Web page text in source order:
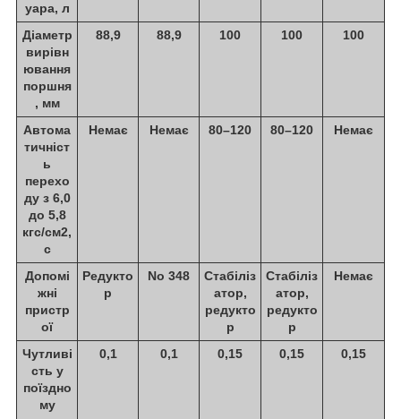
уара, л
Діаметр
вирівн
ювання
поршня
, мм
88,9 88,9 100 100 100
Автома
тичніст
ь
перехо
ду з 6,0
до 5,8
кгс/см2,
с
Немає Немає 80–120 80–120 Немає
Допомі
жні
пристр
ої
Редукто
р
No 348
Стабіліз
атор,
редукто
р
Стабіліз
атор,
редукто
р
Немає
Чутливі
сть у
поїздно
му
0,1 0,1 0,15 0,15 0,15